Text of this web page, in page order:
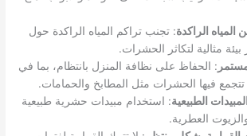
المياه الراكدة: تجنب تراكم المياه الراكدة حول
مثالية لتكاثر الحشرات.
: الحفاظ على نظافة المنزل بانتظام، بما في
تتجمع فيها الحشرات مثل المطابخ والحمامات.
الطبيعية: استخدام مبيدات حشرية طبيعية
العطرية.